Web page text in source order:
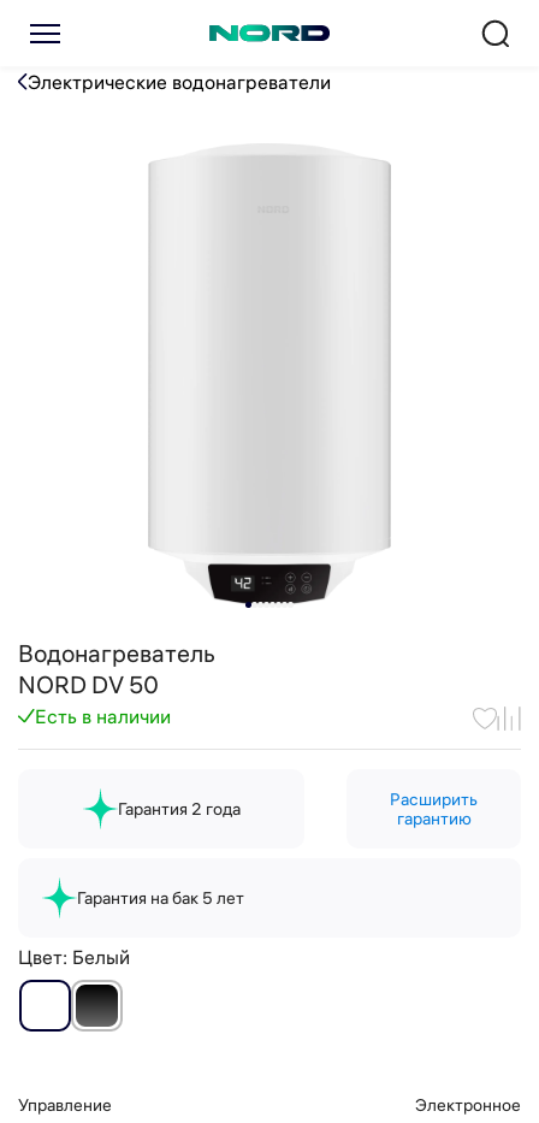
Водонагреватель NORD
Электрические водонагреватели
Водонагреватель
NORD DV 50
Есть в наличии
Гарантия 2 года
Расширить
гарантию
Гарантия на бак 5 лет
Цвет: Белый
Управление
Электронное